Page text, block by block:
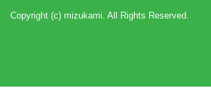
Copyright (c) mizukami. All Rights Reserved.